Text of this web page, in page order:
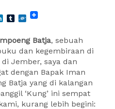
LinkedIn
Tumblr
Folkd
Batja, sebuah
dan kegembiraan di
Jember, saya dan
dengan Bapak Iman
Batja yang di kalangan
‘Kung’ ini sempat
kurang lebih begini: